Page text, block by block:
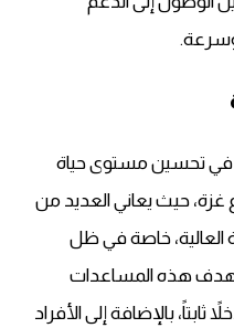
في تحسين مستوى حياة
غزة، حيث يعاني العديد من
العالية، خاصة في ظل
هذه المساعدات
بالإضافة إلى الأفراد